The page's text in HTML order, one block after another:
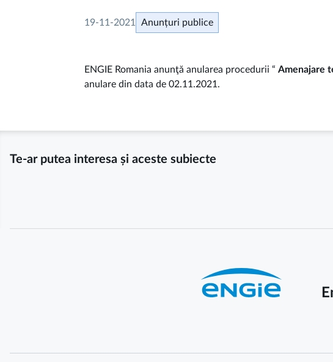
19-11-2021 Anunțuri publice
ENGIE Romania anunţă anularea procedurii “ Amenajare
anulare din data de 02.11.2021.
Te-ar putea interesa și aceste subiecte